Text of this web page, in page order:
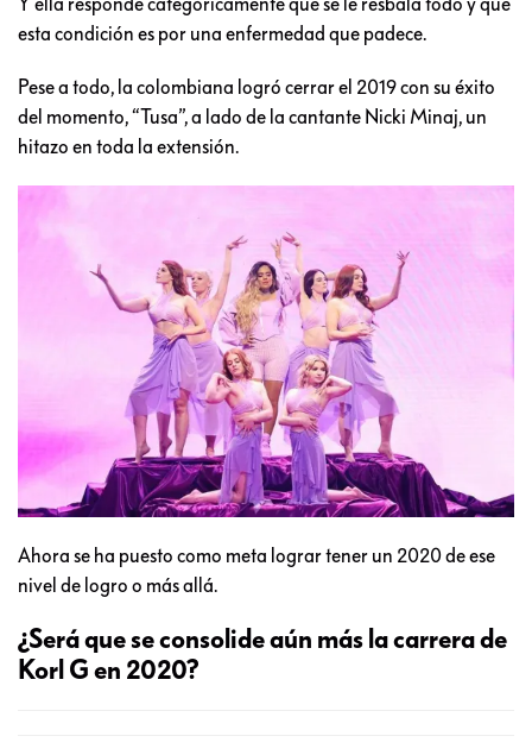
esta condición es por una enfermedad que padece.
Pese a todo, la colombiana logró cerrar el 2019 con su éxito
del momento, “Tusa”, a lado de la cantante Nicki Minaj, un
hitazo en toda la extensión.
Ahora se ha puesto como meta lograr tener un 2020 de ese
nivel de logro o más allá.
¿Será que se consolide aún más la carrera de
Korl G en 2020?